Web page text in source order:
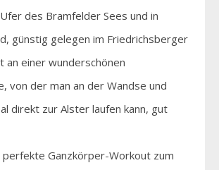
des Bramfelder Sees und in
günstig gelegen im Friedrichsberger
an einer wunderschönen
von der man an der Wandse und
direkt zur Alster laufen kann, gut
perfekte Ganzkörper-Workout zum